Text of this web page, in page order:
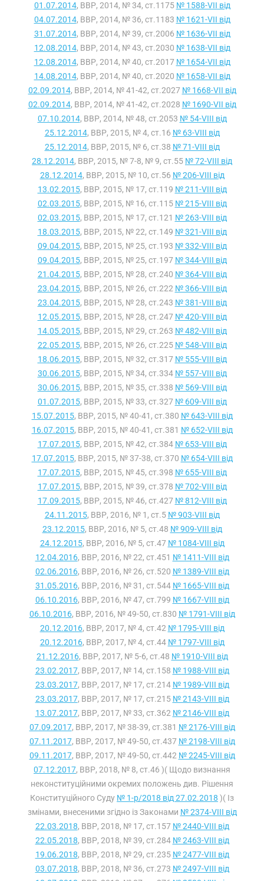
01.07.2014, ВВР, 2014, № 34, ст.1175 № 1588-VII від
04.07.2014, ВВР, 2014, № 36, ст.1183 № 1621-VII від
31.07.2014, ВВР, 2014, № 39, ст.2006 № 1636-VII від
12.08.2014, ВВР, 2014, № 43, ст.2030 № 1638-VII від
12.08.2014, ВВР, 2014, № 40, ст.2017 № 1654-VII від
14.08.2014, ВВР, 2014, № 40, ст.2020 № 1658-VII від
02.09.2014, ВВР, 2014, № 41-42, ст.2027 № 1668-VII від
02.09.2014, ВВР, 2014, № 41-42, ст.2028 № 1690-VII від
07.10.2014, ВВР, 2014, № 48, ст.2053 № 54-VIII від
25.12.2014, ВВР, 2015, № 4, ст.16 № 63-VIII від
25.12.2014, ВВР, 2015, № 6, ст.38 № 71-VIII від
28.12.2014, ВВР, 2015, № 7-8, № 9, ст.55 № 72-VIII від
28.12.2014, ВВР, 2015, № 10, ст.56 № 206-VIII від
13.02.2015, ВВР, 2015, № 17, ст.119 № 211-VIII від
02.03.2015, ВВР, 2015, № 16, ст.115 № 215-VIII від
02.03.2015, ВВР, 2015, № 17, ст.121 № 263-VIII від
18.03.2015, ВВР, 2015, № 22, ст.149 № 321-VIII від
09.04.2015, ВВР, 2015, № 25, ст.193 № 332-VIII від
09.04.2015, ВВР, 2015, № 25, ст.197 № 344-VIII від
21.04.2015, ВВР, 2015, № 28, ст.240 № 364-VIII від
23.04.2015, ВВР, 2015, № 26, ст.222 № 366-VIII від
23.04.2015, ВВР, 2015, № 28, ст.243 № 381-VIII від
12.05.2015, ВВР, 2015, № 28, ст.247 № 420-VIII від
14.05.2015, ВВР, 2015, № 29, ст.263 № 482-VIII від
22.05.2015, ВВР, 2015, № 26, ст.225 № 548-VIII від
18.06.2015, ВВР, 2015, № 32, ст.317 № 555-VIII від
30.06.2015, ВВР, 2015, № 34, ст.334 № 557-VIII від
30.06.2015, ВВР, 2015, № 35, ст.338 № 569-VIII від
01.07.2015, ВВР, 2015, № 33, ст.327 № 609-VIII від
15.07.2015, ВВР, 2015, № 40-41, ст.380 № 643-VIII від
16.07.2015, ВВР, 2015, № 40-41, ст.381 № 652-VIII від
17.07.2015, ВВР, 2015, № 42, ст.384 № 653-VIII від
17.07.2015, ВВР, 2015, № 37-38, ст.370 № 654-VIII від
17.07.2015, ВВР, 2015, № 45, ст.398 № 655-VIII від
17.07.2015, ВВР, 2015, № 39, ст.378 № 702-VIII від
17.09.2015, ВВР, 2015, № 46, ст.427 № 812-VIII від
24.11.2015, ВВР, 2016, № 1, ст.5 № 903-VIII від
23.12.2015, ВВР, 2016, № 5, ст.48 № 909-VIII від
24.12.2015, ВВР, 2016, № 5, ст.47 № 1084-VIII від
12.04.2016, ВВР, 2016, № 22, ст.451 № 1411-VIII від
02.06.2016, ВВР, 2016, № 26, ст.520 № 1389-VIII від
31.05.2016, ВВР, 2016, № 31, ст.544 № 1665-VIII від
06.10.2016, ВВР, 2016, № 47, ст.799 № 1667-VIII від
06.10.2016, ВВР, 2016, № 49-50, ст.830 № 1791-VIII від
20.12.2016, ВВР, 2017, № 4, ст.42 № 1795-VIII від
20.12.2016, ВВР, 2017, № 4, ст.44 № 1797-VIII від
21.12.2016, ВВР, 2017, № 5-6, ст.48 № 1910-VIII від
23.02.2017, ВВР, 2017, № 14, ст.158 № 1988-VIII від
23.03.2017, ВВР, 2017, № 17, ст.214 № 1989-VIII від
23.03.2017, ВВР, 2017, № 17, ст.215 № 2143-VIII від
13.07.2017, ВВР, 2017, № 33, ст.362 № 2146-VIII від
07.09.2017, ВВР, 2017, № 38-39, ст.381 № 2176-VIII від
07.11.2017, ВВР, 2017, № 49-50, ст.437 № 2198-VIII від
09.11.2017, ВВР, 2017, № 49-50, ст.442 № 2245-VIII від
07.12.2017, ВВР, 2018, № 8, ст.46 )( Щодо визнання
неконституційними окремих положень див. Рішення
Конституційного Суду № 1-р/2018 від 27.02.2018 )( Із
змінами, внесеними згідно із Законами № 2374-VIII від
22.03.2018, ВВР, 2018, № 17, ст.157 № 2440-VIII від
22.05.2018, ВВР, 2018, № 39, ст.284 № 2463-VIII від
19.06.2018, ВВР, 2018, № 29, ст.235 № 2477-VIII від
03.07.2018, ВВР, 2018, № 36, ст.273 № 2497-VIII від